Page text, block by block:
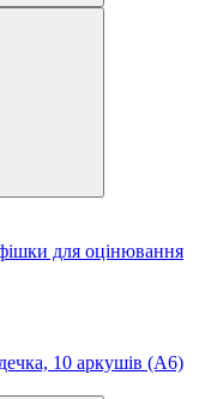
для оцінювання